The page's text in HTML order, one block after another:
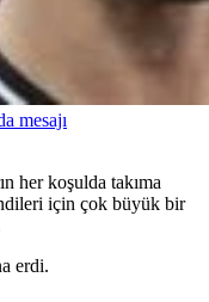
mesajı
her koşulda takıma
için çok büyük bir
erdi.